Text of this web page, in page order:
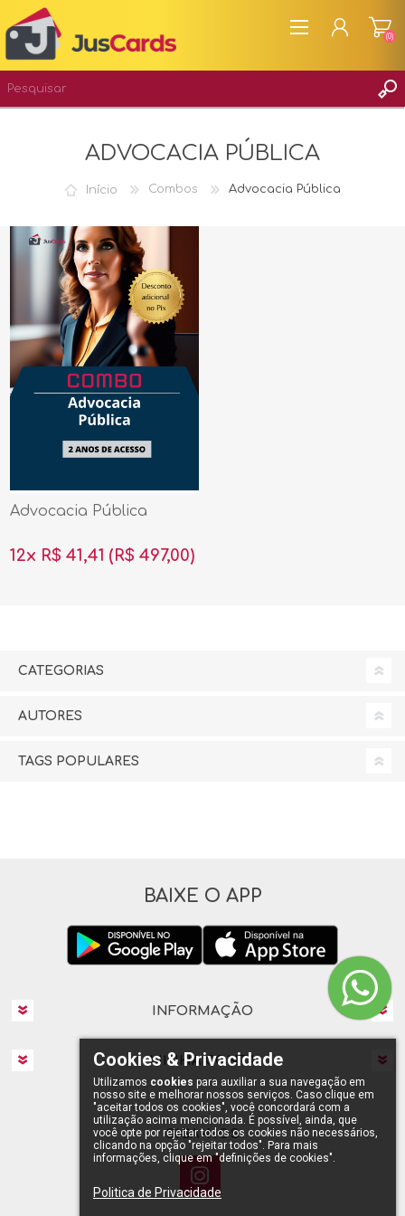
(0)
ADVOCACIA PÚBLICA
Início Combos Advocacia Pública
Advocacia Pública
12x R$ 41,41 (R$ 497,00)
CATEGORIAS
AUTORES
TAGS POPULARES
BAIXE O APP
INFORMAÇÃO
MINHA CONTA
SIGA-NOS
Cookies & Privacidade
Utilizamos cookies para auxiliar a sua navegação em
nosso site e melhorar nossos serviços. Caso clique em
"aceitar todos os cookies", você concordará com a
utilização acima mencionada. É possível, ainda, que
você opte por rejeitar todos os cookies não necessários,
clicando na opção "rejeitar todos". Para mais
informações, clique em "definições de cookies".
Politica de Privacidade